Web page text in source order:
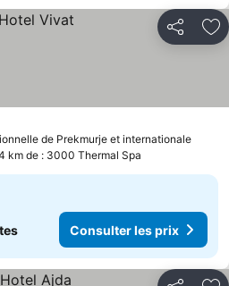
Partager
de Prekmurje et internationale
km de : 3000 Thermal Spa
Consulter les prix